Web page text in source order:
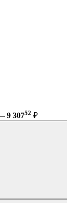
9 30752 ₽